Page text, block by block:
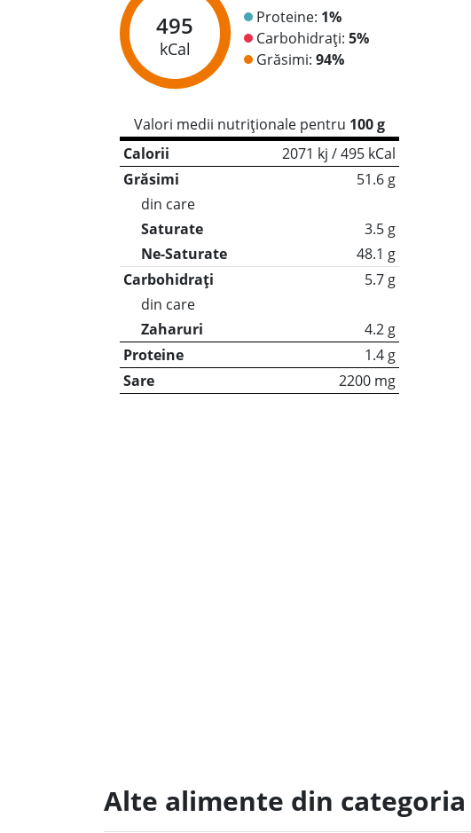
495
kCal
Proteine: 1%
Carbohidrați: 5%
Grăsimi: 94%
Valori medii nutriționale pentru 100 g
Calorii
2071 kj / 495 kCal
Grăsimi
51.6 g
din care
Saturate
3.5 g
Ne-Saturate
48.1 g
Carbohidrați
5.7 g
din care
Zaharuri
4.2 g
Proteine
1.4 g
Sare
2200 mg
Alte alimente din categoria